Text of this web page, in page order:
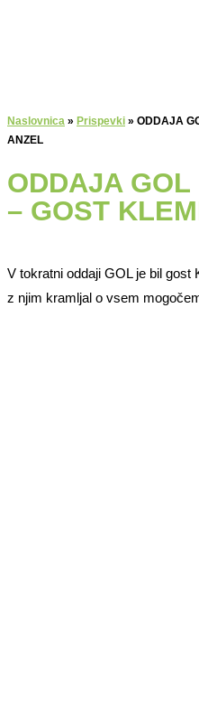
Naslovnica » Prispevki » ODDAJA
ANZEL
ODDAJA GOL
– GOST
V tokratni oddaji GOL je bil gost
z njim kramljal o vsem